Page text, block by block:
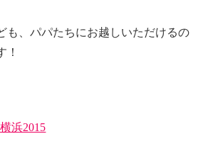
も、パパたちにお越しいただけるの
！
浜2015